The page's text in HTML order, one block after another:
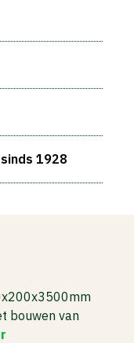
1928
bouwen van